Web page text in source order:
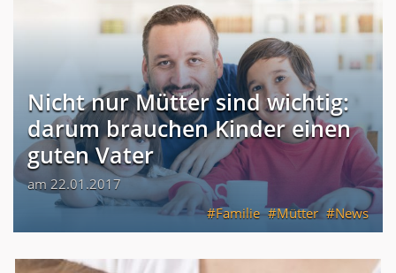
Nicht nur Mütter sind wichtig:
darum brauchen Kinder einen
guten Vater
am 22.01.2017
Familie
Mütter News